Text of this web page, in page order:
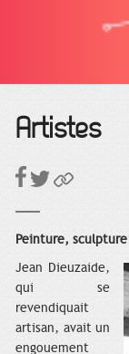
Artistes
Peinture,
Jean Dieuzaide,
qui se
revendiquait
artisan, avait un
engouement